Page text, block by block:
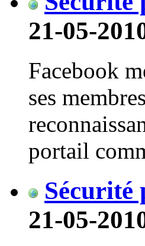
21-05-
Facebook
ses
portail
Sécurité
21-05-